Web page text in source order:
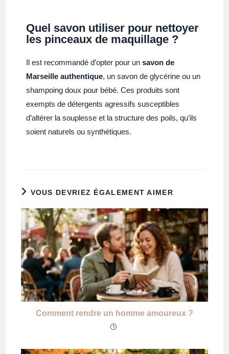
Quel savon utiliser pour nettoyer
les pinceaux de maquillage ?
Il est recommandé d’opter pour unsavon de
Marseille authentique, un savon de glycérine ou un
shampoing doux pour bébé. Ces produits sont
exempts de détergents agressifs susceptibles
d’altérer la souplesse et la structure des poils, qu’ils
soient naturels ou synthétiques.
VOUS DEVRIEZ ÉGALEMENT AIMER
Comment rendre un homme amoureux ?